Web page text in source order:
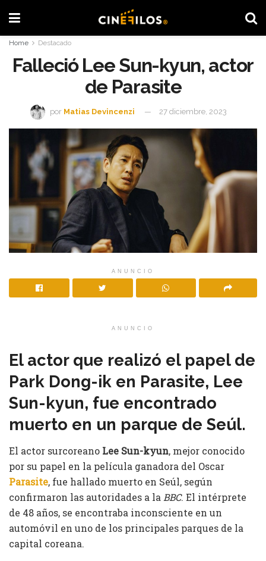
Home Destacado
Falleció Lee Sun-kyun, actor
de Parasite
por Matias Devincenzi 27 diciembre, 2023
ANUNCIO
ANUNCIO
El actor que realizó el papel de
Park Dong-ik en Parasite, Lee
Sun-kyun, fue encontrado
muerto en un parque de Seúl.
El actor surcoreano Lee Sun-kyun, mejor conocido
por su papel en la película ganadora del Oscar
Parasite, fue hallado muerto en Seúl, según
confirmaron las autoridades a la BBC. El intérprete
de 48 años, se encontraba inconsciente en un
automóvil en uno de los principales parques de la
capital coreana.